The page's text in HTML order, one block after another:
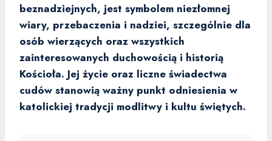
beznadziejnych, jest symbolem niezłomnej
wiary, przebaczenia i nadziei, szczególnie dla
osób wierzących oraz wszystkich
zainteresowanych duchowością i historią
Kościoła. Jej życie oraz liczne świadectwa
cudów stanowią ważny punkt odniesienia w
katolickiej tradycji modlitwy i kultu świętych.